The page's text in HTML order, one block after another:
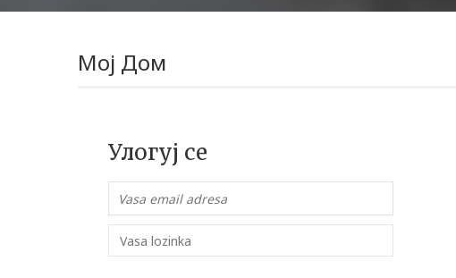
Мој Дом
Улогуј се